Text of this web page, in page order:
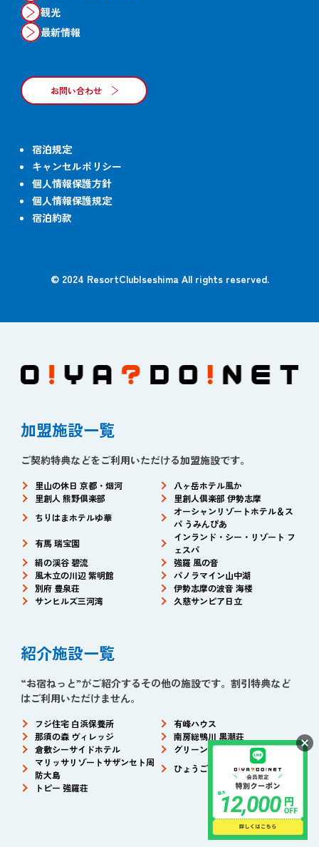
観光
最新情報
お問い合わせ
宿泊規定
キャンセルポリシー
個人情報保護方針
個人情報保護規定
宿泊約款
© 2024 ResortClubIseshima All rights reserved.
加盟施設一覧
ご契約特典などをご利用いただける加盟施設です。
里山の休日 京都・烟河
八ヶ岳ホテル風か
里創人 熊野倶楽部
里創人倶楽部 伊勢志摩
ちりはまホテルゆ華
オーシャンリゾートホテル＆ス
パ うみんぴあ
有馬 瑞宝園
インランド・シー・リゾート フ
ェスパ
絹の渓谷 碧流
強羅 風の音
風木立の川辺 紫明館
パノラマイン山中湖
別府 豊泉荘
伊勢志摩の波音 海楼
サンヒルズ三河湾
久慈サンピア日立
紹介施設一覧
“お宿ねっと”がご紹介するその他の施設です。割引特典など
はご利用いただけません。
フジ住宅 白浜保養所
有峰ハウス
那須の森 ヴィレッジ
南房総鴨川 黒潮荘
倉敷シーサイドホテル
グリーンビュー立山
マリッサリゾートサザンセト周
防大島
ひょうご共済会館
トピー 強羅荘